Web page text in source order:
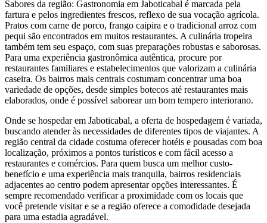
Sabores da região: Gastronomia em Jaboticabal é marcada pela
fartura e pelos ingredientes frescos, reflexo de sua vocação agrícola.
Pratos com carne de porco, frango caipira e o tradicional arroz com
pequi são encontrados em muitos restaurantes. A culinária tropeira
também tem seu espaço, com suas preparações robustas e saborosas.
Para uma experiência gastronômica autêntica, procure por
restaurantes familiares e estabelecimentos que valorizam a culinária
caseira. Os bairros mais centrais costumam concentrar uma boa
variedade de opções, desde simples botecos até restaurantes mais
elaborados, onde é possível saborear um bom tempero interiorano.
Onde se hospedar em Jaboticabal, a oferta de hospedagem é variada,
buscando atender às necessidades de diferentes tipos de viajantes. A
região central da cidade costuma oferecer hotéis e pousadas com boa
localização, próximos a pontos turísticos e com fácil acesso a
restaurantes e comércios. Para quem busca um melhor custo-
benefício e uma experiência mais tranquila, bairros residenciais
adjacentes ao centro podem apresentar opções interessantes. É
sempre recomendado verificar a proximidade com os locais que
você pretende visitar e se a região oferece a comodidade desejada
para uma estadia agradável.